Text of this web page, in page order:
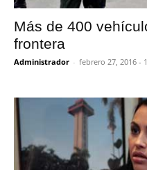
Más de 400
frontera
Administrador - febrero 27, 2016 -